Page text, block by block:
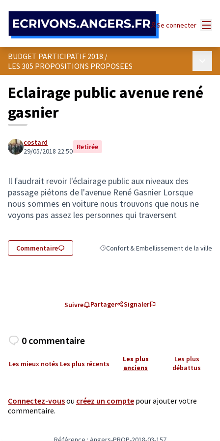
Se connecter
BUDGET PARTICIPATIF 2018 /
LES 305 PROPOSITIONS PROPOSEES
Eclairage public avenue rené
gasnier
costard
29/05/2018 22:50 Retirée
Il faudrait revoir l'éclairage public aux niveaux des
passage piétons de l'avenue René Gasnier Lorsque
nous sommes en voiture nous trouvons que nous ne
voyons pas assez les personnes qui traversent
Commentaire Filtrer les résultats de la catégorie :
Confort & Embellissement de la ville
Suivre Partager Signaler
0 commentaire
Les mieux notés Les plus récents
Les plus
anciens
Les plus
débattus
Connectez-vousou créez un compte pour ajouter votre
commentaire.